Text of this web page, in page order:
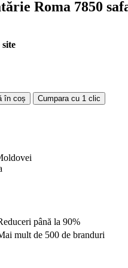
Roma 7850
în coș Cumpara cu 1 clic
până la 90%
mult de 500 de branduri